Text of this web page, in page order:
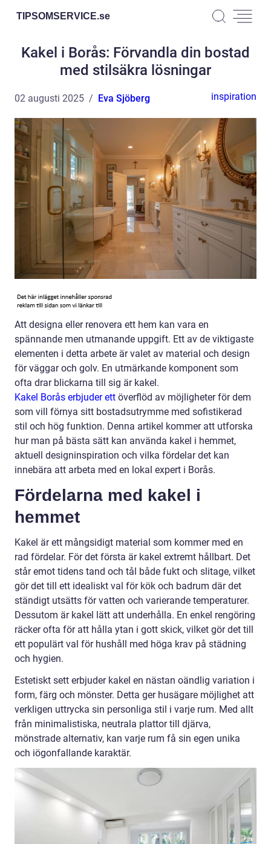
TIPSOMSERVICE.se
Kakel i Borås: Förvandla din bostad
med stilsäkra lösningar
02 augusti 2025 Eva Sjöberg inspiration
Att designa eller renovera ett hem kan vara en
spännande men utmanande uppgift. Ett av de viktigaste
elementen i detta arbete är valet av material och design
för väggar och golv. En utmärkande komponent som
ofta drar blickarna till sig är kakel.
Kakel Borås erbjuder ett överflöd av möjligheter för dem
som vill förnya sitt bostadsutrymme med sofistikerad
stil och hög funktion. Denna artikel kommer att utforska
hur man på bästa sätt kan använda kakel i hemmet,
aktuell designinspiration och vilka fördelar det kan
innebära att arbeta med en lokal expert i Borås.
Fördelarna med kakel i
hemmet
Kakel är ett mångsidigt material som kommer med en
rad fördelar. För det första är kakel extremt hållbart. Det
står emot tidens tand och tål både fukt och slitage, vilket
gör det till ett idealiskt val för kök och badrum där det
ständigt utsätts för vatten och varierande temperaturer.
Dessutom är kakel lätt att underhålla. En enkel rengöring
räcker ofta för att hålla ytan i gott skick, vilket gör det till
ett populärt val för hushåll med höga krav på städning
och hygien.
Estetiskt sett erbjuder kakel en nästan oändlig variation i
form, färg och mönster. Detta ger husägare möjlighet att
verkligen uttrycka sin personliga stil i varje rum. Med allt
från minimalistiska, neutrala plattor till djärva,
mönstrade alternativ, kan varje rum få sin egen unika
och iögonfallande karaktär.